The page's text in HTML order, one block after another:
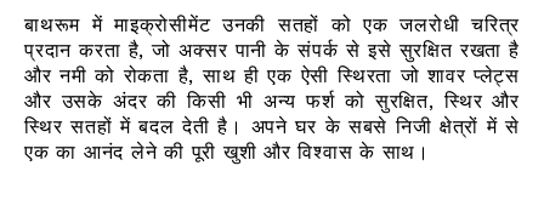
बाथरूम में माइक्रोसीमेंट उनकी सतहों को एक जलरोधी चरित्र
प्रदान करता है, जो अक्सर पानी के संपर्क से इसे सुरक्षित रखता है
और नमी को रोकता है, साथ ही एक ऐसी स्थिरता जो शावर प्लेट्स
और उसके अंदर की किसी भी अन्य फर्श को सुरक्षित, स्थिर और
स्थिर सतहों में बदल देती है। अपने घर के सबसे निजी क्षेत्रों में से
एक का आनंद लेने की पूरी खुशी और विश्वास के साथ।